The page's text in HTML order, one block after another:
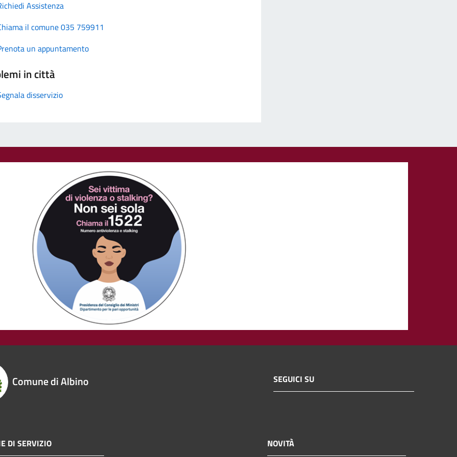
Assistenza
il comune 035 759911
un appuntamento
in città
disservizio
Comune di Albino SEGUICI SU
DI SERVIZIO NOVITÀ